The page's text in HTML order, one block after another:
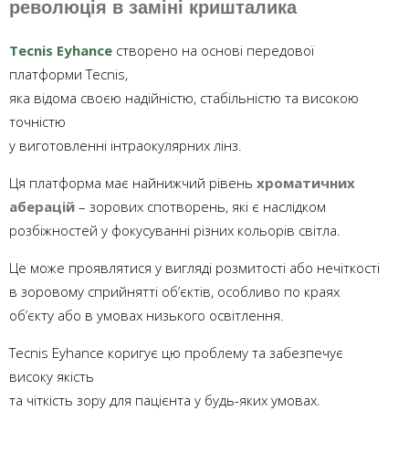
революція в заміні кришталика
Tecnis Eyhance створено на основі передової
платформи Tecnis,
яка відома своєю надійністю, стабільністю та високою
точністю
у виготовленні інтраокулярних лінз.
Ця платформа має найнижчий рівень хроматичних
аберацій – зорових спотворень, які є наслідком
розбіжностей у фокусуванні різних кольорів світла.
Це може проявлятися у вигляді розмитості або нечіткості
в зоровому сприйнятті об’єктів, особливо по краях
об’єкту або в умовах низького освітлення.
Tecnis Eyhance коригує цю проблему та забезпечує
високу якість
та чіткість зору для пацієнта у будь-яких умовах.